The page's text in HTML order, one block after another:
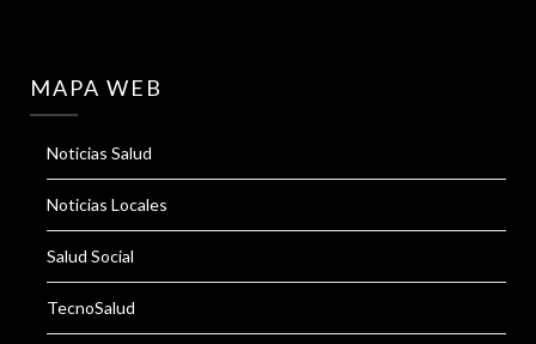
MAPA WEB
Noticias Salud
Noticias Locales
Salud Social
TecnoSalud